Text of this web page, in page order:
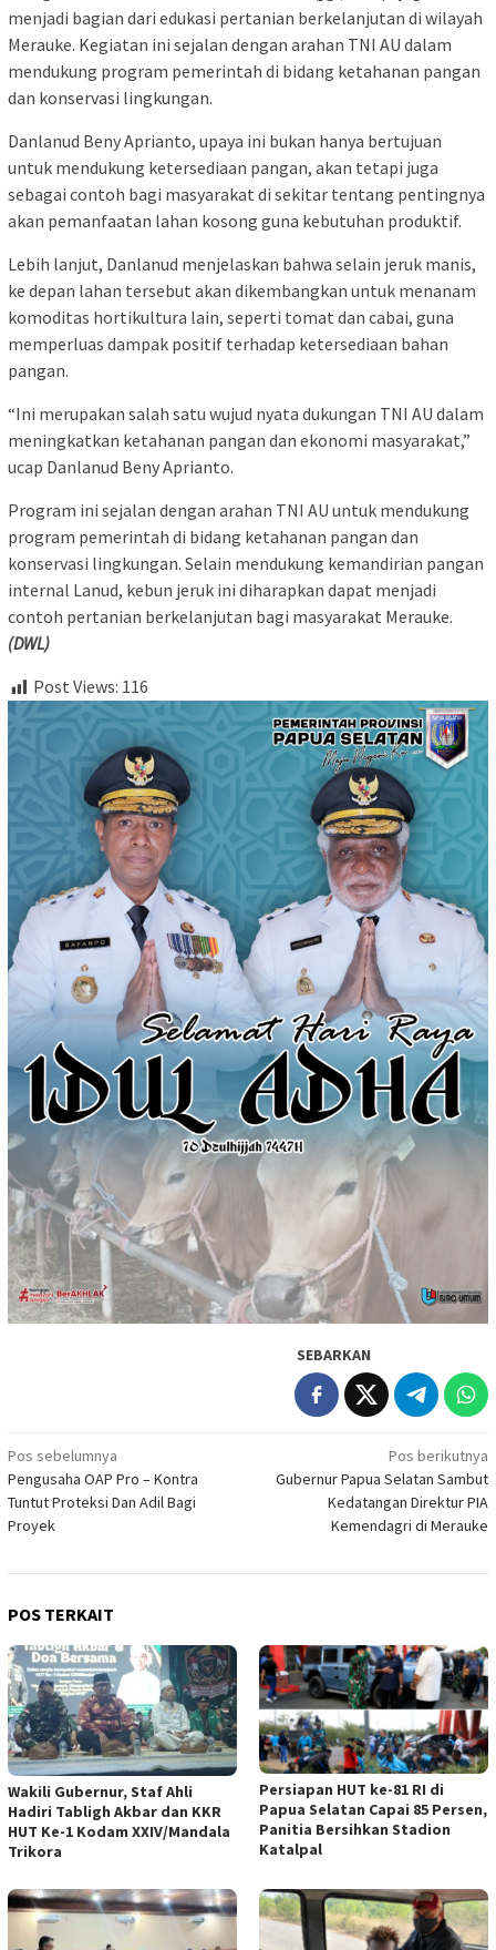
menjadi bagian dari edukasi pertanian berkelanjutan di wilayah
Merauke. Kegiatan ini sejalan dengan arahan TNI AU dalam
mendukung program pemerintah di bidang ketahanan pangan
dan konservasi lingkungan.
Danlanud Beny Aprianto, upaya ini bukan hanya bertujuan
untuk mendukung ketersediaan pangan, akan tetapi juga
sebagai contoh bagi masyarakat di sekitar tentang pentingnya
akan pemanfaatan lahan kosong guna kebutuhan produktif.
Lebih lanjut, Danlanud menjelaskan bahwa selain jeruk manis,
ke depan lahan tersebut akan dikembangkan untuk menanam
komoditas hortikultura lain, seperti tomat dan cabai, guna
memperluas dampak positif terhadap ketersediaan bahan
pangan.
“Ini merupakan salah satu wujud nyata dukungan TNI AU dalam
meningkatkan ketahanan pangan dan ekonomi masyarakat,”
ucap Danlanud Beny Aprianto.
Program ini sejalan dengan arahan TNI AU untuk mendukung
program pemerintah di bidang ketahanan pangan dan
konservasi lingkungan. Selain mendukung kemandirian pangan
internal Lanud, kebun jeruk ini diharapkan dapat menjadi
contoh pertanian berkelanjutan bagi masyarakat Merauke.
(DWL)
Post Views: 116
SEBARKAN
Navigasi
pos
Pos sebelumnya
Pengusaha OAP Pro – Kontra
Tuntut Proteksi Dan Adil Bagi
Proyek
Pos berikutnya
Gubernur Papua Selatan Sambut
Kedatangan Direktur PIA
Kemendagri di Merauke
POS TERKAIT
Wakili Gubernur, Staf Ahli
Hadiri Tabligh Akbar dan KKR
HUT Ke-1 Kodam XXIV/Mandala
Trikora
Persiapan HUT ke-81 RI di
Papua Selatan Capai 85 Persen,
Panitia Bersihkan Stadion
Katalpal